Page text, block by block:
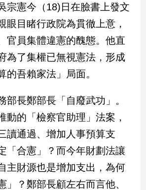
宗憲今（18)日在臉書上發文
眼目睹行政院為貫徹上意，
官員集體違憲的醜態。他直
為了集權已無視憲法，形成
的吾賴家法」局面。
部長鄭部長「自廢武功」。
動的「檢察官助理」法案，
讀通過、增加人事預算支
「合憲」？而今年財劃法讓
主財源也是增加支出，為何
」？鄭部長顧左右而言他、